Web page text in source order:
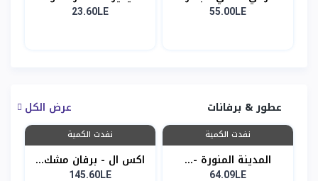
55.00LE
23.60LE
عطور & برفانات عرض الكل
نفدت الكمية
المدينة المنورة -...
64.09LE
نفدت الكمية
اكس ال - برفان مشك...
145.60LE